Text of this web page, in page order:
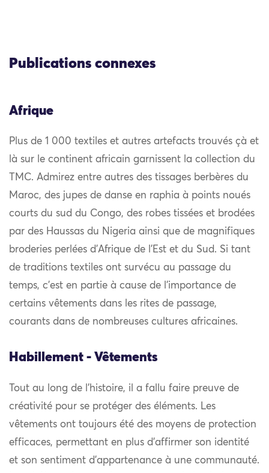
Publications connexes
Afrique
Plus de 1 000 textiles et autres artefacts trouvés çà et
là sur le continent africain garnissent la collection du
TMC. Admirez entre autres des tissages berbères du
Maroc, des jupes de danse en raphia à points noués
courts du sud du Congo, des robes tissées et brodées
par des Haussas du Nigeria ainsi que de magnifiques
broderies perlées d’Afrique de l’Est et du Sud. Si tant
de traditions textiles ont survécu au passage du
temps, c’est en partie à cause de l’importance de
certains vêtements dans les rites de passage,
courants dans de nombreuses cultures africaines.
Habillement - Vêtements
Tout au long de l’histoire, il a fallu faire preuve de
créativité pour se protéger des éléments. Les
vêtements ont toujours été des moyens de protection
efficaces, permettant en plus d’affirmer son identité
et son sentiment d’appartenance à une communauté.